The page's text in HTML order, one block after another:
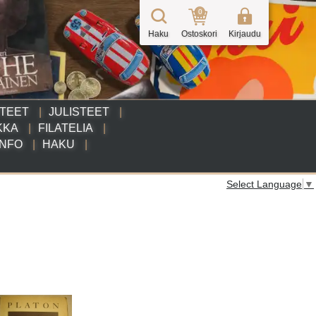
JULISTEET
FILATELIA
HAKU
Haku
0
Ostoskori Kirjaudu
Select Language ▼